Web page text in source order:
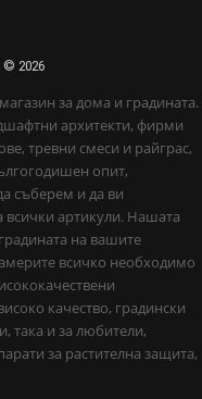
© 2026
за дома и градината.
архитекти, фирми
тревни смеси и райграс,
опит,
съберем и да ви
артикули. Нашата
на вашите
всичко необходимо
качество, градински
така и за любители,
за растителна защита,